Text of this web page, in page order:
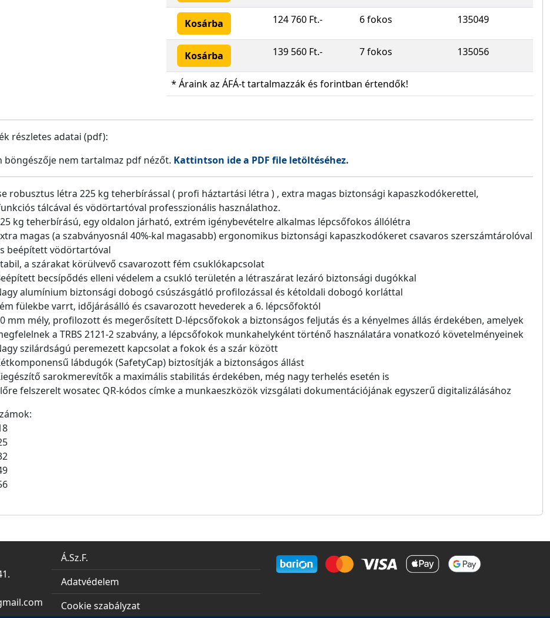
Kosárba 124 760 Ft.- 6 fokos 135049
Kosárba 139 560 Ft.- 7 fokos 135056
* Áraink az ÁFÁ-t tartalmazzák és forintban értendők!
részletes adatai (pdf):
böngészője nem tartalmaz pdf nézőt. Kattintson ide a PDF file letöltéséhez.
robusztus létra 225 kg teherbírással ( profi háztartási létra ) , extra magas biztonsági kapaszkodókerettel,
tálcával és vödörtartóval professzionális használathoz.
kg teherbírású, egy oldalon járható, extrém igénybevételre alkalmas lépcsőfokos állólétra
magas (a szabványosnál 40%-kal magasabb) ergonomikus biztonsági kapaszkodókeret csavaros szerszámtárolóval
beépített vödörtartóval
a szárakat körülvevő csavarozott fém csuklókapcsolat
becsípődés elleni védelem a csukló területén a létraszárat lezáró biztonsági dugókkal
alumínium biztonsági dobogó csúszásgátló profilozással és kétoldali dobogó korláttal
fülekbe varrt, időjárásálló és csavarozott hevederek a 6. lépcsőfoktól
mm mély, profilozott és megerősített D-lépcsőfokok a biztonságos feljutás és a kényelmes állás érdekében, amelyek
a TRBS 2121-2 szabvány, a lépcsőfokok munkahelyként történő használatára vonatkozó követelményeinek
szilárdságú peremezett kapcsolat a fokok és a szár között
lábdugók (SafetyCap) biztosítják a biztonságos állást
sarokmerevítők a maximális stabilitás érdekében, még nagy terhelés esetén is
felszerelt wosatec QR-kódos címke a munkaeszközök vizsgálati dokumentációjának egyszerű digitalizálásához
Á.Sz.F.
Adatvédelem
Cookie szabályzat